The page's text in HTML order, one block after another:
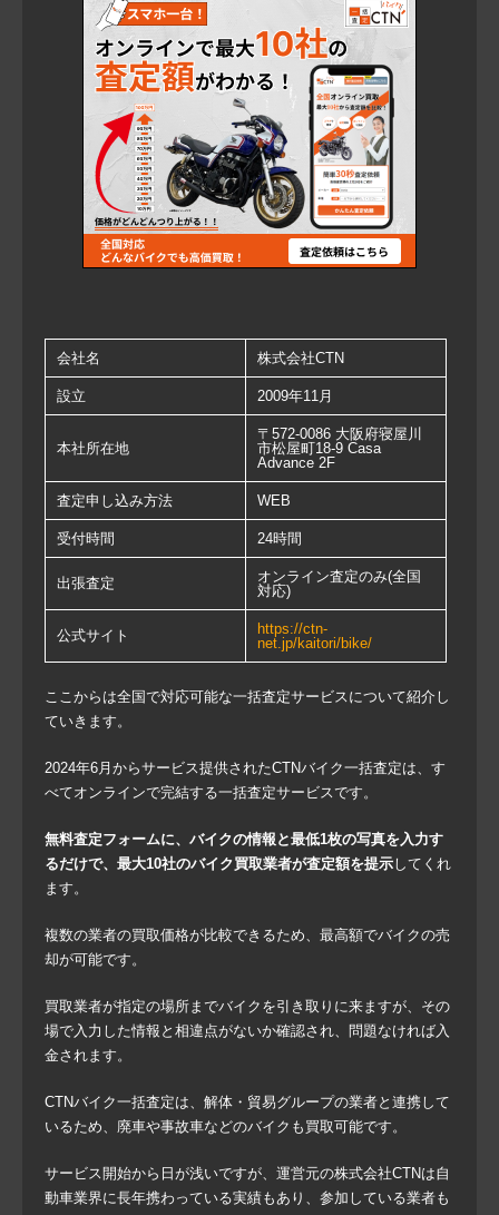
会社名 株式会社CTN
設立 2009年11月
本社所在地
〒572-0086 大阪府寝屋川
市松屋町18-9 Casa
Advance 2F
査定申し込み方法 WEB
受付時間 24時間
出張査定
オンライン査定のみ(全国
対応)
公式サイト
https://ctn-
net.jp/kaitori/bike/
ここからは全国で対応可能な一括査定サービスについて紹介し
ていきます。
2024年6月からサービス提供されたCTNバイク一括査定は、す
べてオンラインで完結する一括査定サービスです。
無料査定フォームに、バイクの情報と最低1枚の写真を入力す
るだけで、最大10社のバイク買取業者が査定額を提示してくれ
ます。
複数の業者の買取価格が比較できるため、最高額でバイクの売
却が可能です。
買取業者が指定の場所までバイクを引き取りに来ますが、その
場で入力した情報と相違点がないか確認され、問題なければ入
金されます。
CTNバイク一括査定は、解体・貿易グループの業者と連携して
いるため、廃車や事故車などのバイクも買取可能です。
サービス開始から日が浅いですが、運営元の株式会社CTNは自
動車業界に長年携わっている実績もあり、参加している業者も